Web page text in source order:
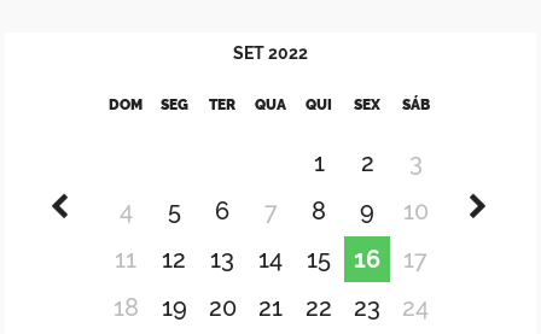
SET2022
DOM SEG TER QUA QUI SEX SÁB
1 2
3
4
5 6 7 8 9
10
11
12 13 14 15 16
17
18
19 20 21 22 23
24